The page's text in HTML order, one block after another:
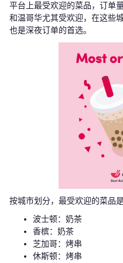
平台上最受欢迎的菜品，订单
和温哥华尤其受欢迎，在这些
也是深夜订单的首选。
按城市划分，最受欢迎的菜品是
波士顿：奶茶
香槟：奶茶
芝加哥：烤串
休斯顿：烤串